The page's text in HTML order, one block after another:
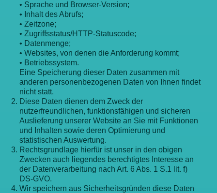
• Sprache und Browser-Version;
• Inhalt des Abrufs;
• Zeitzone;
• Zugriffsstatus/HTTP-Statuscode;
• Datenmenge;
• Websites, von denen die Anforderung kommt;
• Betriebssystem.
Eine Speicherung dieser Daten zusammen mit
anderen personenbezogenen Daten von Ihnen findet
nicht statt.
Diese Daten dienen dem Zweck der
nutzerfreundlichen, funktionsfähigen und sicheren
Auslieferung unserer Website an Sie mit Funktionen
und Inhalten sowie deren Optimierung und
statistischen Auswertung.
Rechtsgrundlage hierfür ist unser in den obigen
Zwecken auch liegendes berechtigtes Interesse an
der Datenverarbeitung nach Art. 6 Abs. 1 S.1 lit. f)
DS-GVO.
Wir speichern aus Sicherheitsgründen diese Daten